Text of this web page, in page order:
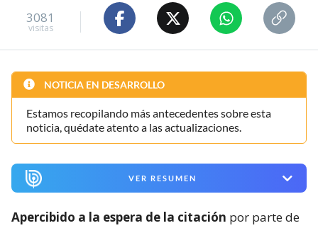
3081
visitas
NOTICIA EN DESARROLLO
Estamos recopilando más antecedentes sobre esta
noticia, quédate atento a las actualizaciones.
VER RESUMEN
Apercibido a la espera de la citación por parte de